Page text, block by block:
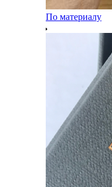
По материалу